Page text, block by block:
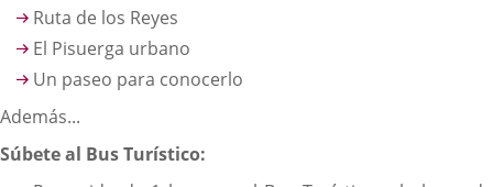
Ruta de los Reyes
El Pisuerga urbano
Un paseo para conocerlo
Además...
Súbete al Bus Turístico: